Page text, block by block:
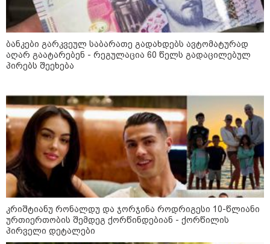
11:17 / 08-08-2026
არშემდგარი ქორწინება 15 წლით უფროს
საიდუმლო ცხოვრება: როგორ
გამოიყურებოდა ის პლასტიკურ
ოპერაციებამდე
14:20 / 08-08-2026
"ქალაქი დავთმე, მაგრამ
ქალურობა - არა. ვერ იჯერებენ
ფერმერი თუ ვარ" - როგორ
რომელიც ქალაქიდან სოფლად
გადავიდა და ფერმერი გახდა
ბანკები გარკვეულ საბარათე გადახდებს ავტომატურად
აღარ გაატარებენ - რეგულაცია 60 წელს გადაცილებულ
პირებს შეეხება
კრიშტიანუ რონალდუ და ჯორჯინა როდრიგესი 10-წლიანი
ურთიერთობის შემდეგ ქორწინდებიან - ქორწილის
პირველი დეტალები